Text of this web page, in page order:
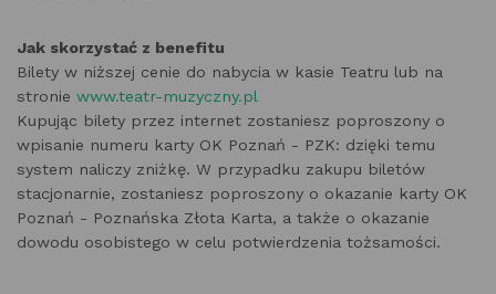
Jak skorzystać z benefitu
Bilety w niższej cenie do nabycia w kasie Teatru lub na
stronie www.teatr-muzyczny.pl
Kupując bilety przez internet zostaniesz poproszony o
wpisanie numeru karty OK Poznań - PZK: dzięki temu
system naliczy zniżkę. W przypadku zakupu biletów
stacjonarnie, zostaniesz poproszony o okazanie karty OK
Poznań - Poznańska Złota Karta, a także o okazanie
dowodu osobistego w celu potwierdzenia tożsamości.